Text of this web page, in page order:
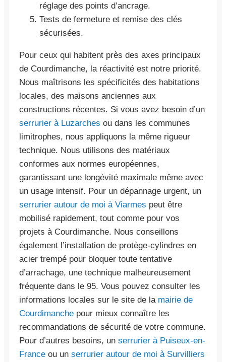
réglage des points d’ancrage.
Tests de fermeture et remise des clés
sécurisées.
Pour ceux qui habitent près des axes principaux
de Courdimanche, la réactivité est notre priorité.
Nous maîtrisons les spécificités des habitations
locales, des maisons anciennes aux
constructions récentes. Si vous avez besoin d’un
serrurier à Luzarches ou dans les communes
limitrophes, nous appliquons la même rigueur
technique. Nous utilisons des matériaux
conformes aux normes européennes,
garantissant une longévité maximale même avec
un usage intensif. Pour un dépannage urgent, un
serrurier autour de moi à Viarmes peut être
mobilisé rapidement, tout comme pour vos
projets à Courdimanche. Nous conseillons
également l’installation de protège-cylindres en
acier trempé pour bloquer toute tentative
d’arrachage, une technique malheureusement
fréquente dans le 95. Vous pouvez consulter les
informations locales sur le site de la mairie de
Courdimanche pour mieux connaître les
recommandations de sécurité de votre commune.
Pour d’autres besoins, un serrurier à Puiseux-en-
France ou un serrurier autour de moi à Survilliers